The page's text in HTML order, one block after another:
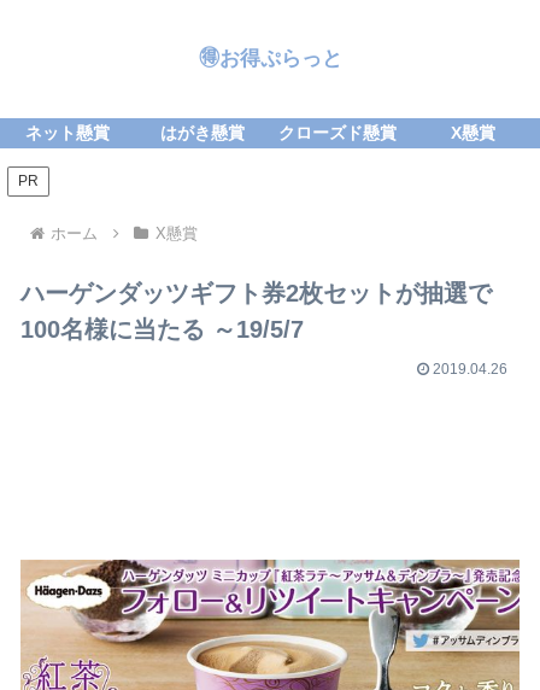
🉐お得ぷらっと
ネット懸賞 はがき懸賞 クローズド懸賞 X懸賞
PR
ホーム X懸賞
ハーゲンダッツギフト券2枚セットが抽選で
100名様に当たる ～19/5/7
2019.04.26